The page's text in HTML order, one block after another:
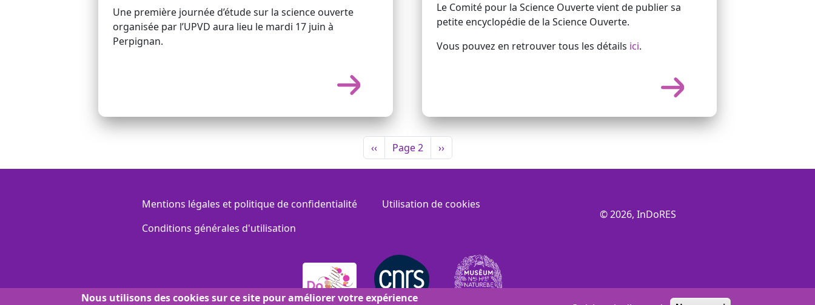
Une première journée d’étude sur la science ouverte
organisée par l’UPVD aura lieu le mardi 17 juin à
Perpignan.
Le Comité pour la Science Ouverte vient de publier sa
petite encyclopédie de la Science Ouverte.
Vous pouvez en retrouver tous les détails ici.
Page précédente
‹‹ Page 2 Page suivante
››
Menu Footer
Mentions légales et politique de confidentialité
Utilisation de cookies
Conditions générales d'utilisation
© 2026, InDoRES
Nous utilisons des cookies sur ce site pour améliorer votre expérience